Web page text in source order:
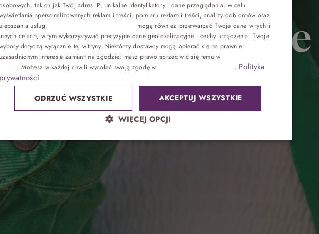
Biznes
Odchudzanie
Zdrowie
Sand SPA
atrakcje bez noclegu, przyjęcia
Park wodny
PIESKI
PET
promocje
#REZERWUJSPRYTNIE
GERMAN
takich jak Twój adres IP, unikalne identyfikatory i dane przeglądania, w celu
spersonalizowanych reklam i treści, pomiaru reklam i treści, analizy odbiorców oraz
ulepszania usług.
mogą również przetwarzać Twoje dane w tych i
innych celach, w tym wykorzystywać precyzyjne dane geolokalizacyjne i cechy urządzenia. Twoje
dotyczą wyłącznie tej witryny. Niektórzy dostawcy mogą opierać się na prawnie
uzasadnionym interesie zamiast na zgodzie; masz prawo sprzeciwić się temu w
. Możesz w każdej chwili wycofać swoją zgodę w . Polityka
prywatności
AKCEPTUJ WSZYSTKIE
ODRZUĆ WSZYSTKIE
WIĘCEJ OPCJI